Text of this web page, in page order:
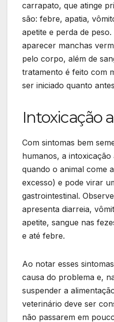
carrapato, que atinge
são: febre, apatia,
apetite e perda de
aparecer manchas
pelo corpo, além de
tratamento é feito com
ser iniciado quanto
Intoxicação
Com sintomas bem
humanos, a
quando o animal come
excesso) e pode virar
gastrointestinal.
apresenta diarreia,
apetite, sangue nas
e até febre.
Ao notar esses
causa do problema e,
suspender a
veterinário deve ser
não passarem em